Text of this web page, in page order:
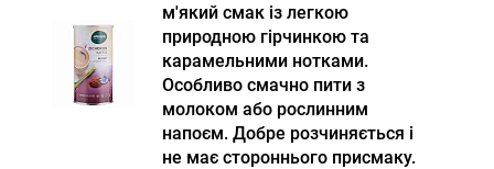
м'який смак із легкою
природною гірчинкою та
карамельними нотками.
Особливо смачно пити з
молоком або рослинним
напоєм. Добре розчиняється і
не має стороннього присмаку.